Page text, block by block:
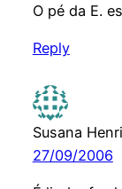
O pé da E.
Reply
Susana
27/09/2006